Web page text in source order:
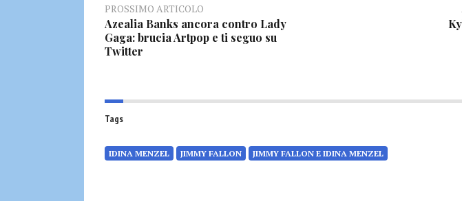
PROSSIMO ARTICOLO
Azealia Banks ancora contro Lady
Gaga: brucia Artpop e ti seguo su
Twitter
Tags
IDINA MENZEL JIMMY FALLON JIMMY FALLON E IDINA MENZEL